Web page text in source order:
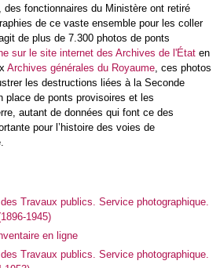
fonctionnaires du Ministère ont retiré
de ce vaste ensemble pour les coller
de plus de 7.300 photos de ponts
sur le site internet des Archives de l'Étaten
Archives générales du Royaume, ces photos
les destructions liées à la Seconde
place de ponts provisoires et les
autant de données qui font ce des
pour l’histoire des voies de
Travaux publics. Service photographique.
1945)
en ligne
Travaux publics. Service photographique.